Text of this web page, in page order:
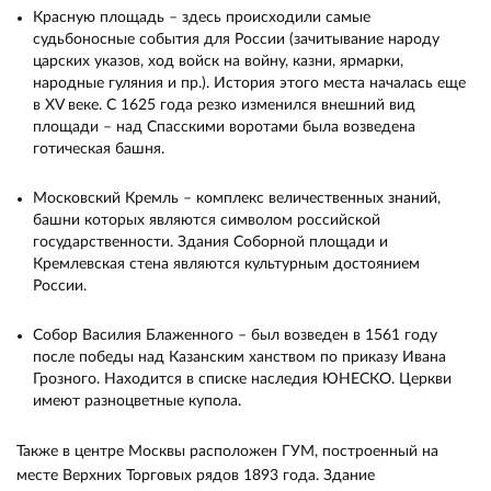
Красную площадь – здесь происходили самые
судьбоносные события для России (зачитывание народу
царских указов, ход войск на войну, казни, ярмарки,
народные гуляния и пр.). История этого места началась еще
в XV веке. С 1625 года резко изменился внешний вид
площади – над Спасскими воротами была возведена
готическая башня.
Московский Кремль – комплекс величественных знаний,
башни которых являются символом российской
государственности. Здания Соборной площади и
Кремлевская стена являются культурным достоянием
России.
Собор Василия Блаженного – был возведен в 1561 году
после победы над Казанским ханством по приказу Ивана
Грозного. Находится в списке наследия ЮНЕСКО. Церкви
имеют разноцветные купола.
Также в центре Москвы расположен ГУМ, построенный на
месте Верхних Торговых рядов 1893 года. Здание